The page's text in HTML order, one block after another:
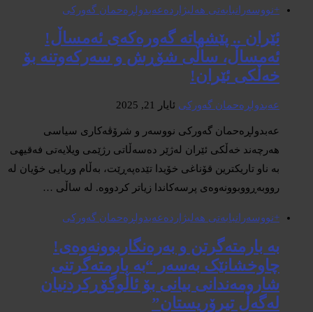
+نووسەرانبابەتی هەلبژاردەعەبدولڕەحمان گەورکی
ئێران .. پێشهاتە گەورەکەی ئەمساڵ!
ئەمساڵ، ساڵی شۆڕش و سەرکەوتنە بۆ
خەڵکی ئێران!
عەبدولڕەحمان گەورکی ئایار 21, 2025
عەبدولڕەحمان گەورکی نووسەر و شرۆڤەکاری سیاسی
هەرچەند خەڵکی ئێران لەژێر دەسەڵاتی رژێمی ویلایەتی فەقیهی
بە ناو تاریکترین قۆناغی خۆیدا تێدەپەڕێت، بەڵام وریایی خۆیان لە
رووبەڕووبوونەوەی پرسەکاندا زیاتر کردووە. لە ساڵی …
+نووسەرانبابەتی هەلبژاردەعەبدولڕەحمان گەورکی
بە بارمتەگرتن و بەرەنگاربوونەوەی!
چاوخشانێک بەسەر “بە بارمتەگرتنی
شارومەندانی بیانی بۆ ئاڵوگۆڕکردنیان
لەگەڵ تیرۆریستان”